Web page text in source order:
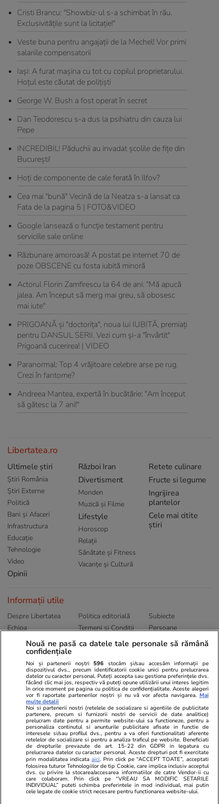
Cristi Brancu: "Showbiz-ul s-a schimbat în rău.
Exclusivităţile sunt la licitaţie!"
Veste buna pentru angajaţii de la Mechel! Vor primi
salariile compensatorii
Iaşi: A furat maşina cu tot cu copilul proprietarului.
Hoţul este căutat de poliţişti
George W. Bush a fost operat în secret
Dan Teodorescu s-a dus la psihiatru din cauza lui
Pepe
INCREDIBIL! Păduchii au invadat şcolile de fiţe din
Bucureşti!
Hoţi de componente de cale ferată în Ilfov?
Cea mai "bună" Vecină de la Neatza s-a lansat ca
Fata de la pagina 5 | FOTO&VIDEO
Google lansează o funcţie testament pentru
serviciile sale online
Răzbunare amoroasă! A postat pe internet 70 de
poze OBSCENE cu fosta iubită minoră
Actorul Florin Zamfirescu la 64 de ani: "Mă apucă
jalea. Am început să merg mai greu, să obosesc
mai iute"
PRIGOANĂ şi "doctoriţa", noua lui IUBITĂ, premiaţi
pentru DANSUL SERII. Vezi cum şi-a "învârtit"
Prigoană cucerirea! | VIDEO
Paranormal: Top 4 vrăjitoare celebre arse pe rug.
Crezi în fantome?
Andreea Mantea, expertă în bucătărie: "Am început
să gătesc la 7 ani!"
Libertatea.ro
Ultimele știri
Știri România
Știri Externe
Politică
Bani și Afaceri
Infrastructura
Educație
Tehnologie
Video
Opinii
Război Iran
Divertisment
Monden
Muzică și Filme
Lifestyle
Horoscop
Relații
Sănătate și Fitness
Vacanțe și Cultură
Retete culinare
Fructe si legume
Ingrijirea
plantelor
Cele mai citite
știri
Informații utile
Despre Libertatea
Echipa
Publicitate
Politica de
confidențialitate
Politica editorială
Termeni și Conditii
Abonamente
Subiecte
Persoane
Sitemap
Ringier România
Libertatea pentru
Unica.ro
Program TV
Avantaje
ELLE
Gazeta Sporturilor
Stiri mondene
Calculator sarcina
Ajută Copiii
Locuri de muncă
Imobiliare.ro
Jobradar24
Imoradar24
Colecții Libertatea
Pariază responsabil! Decizia ONJN nr. 821/25.09.2025.
Jocurile de noroc sunt interzise minorilor.
Nouă ne pasă ca datele tale personale să rămână
confidențiale
Noi și partenerii noștri 596 stocăm și/sau accesăm informații pe
dispozitivul dvs., precum identificatorii cookie unici pentru prelucrarea
datelor cu caracter personal. Puteți accepta sau gestiona preferințele dvs.
făcând clic mai jos, respectiv vă puteți opune utilizării unui interes legitim
în orice moment pe pagina cu politica de confidențialitate. Aceste alegeri
vor fi raportate partenerilor noștri și nu vă vor afecta navigarea. Mai
multe detalii
Noi si partenerii nostri (retelele de socializare si agentiile de publicitate
partenere, precum si furnizorii nostri de servicii de date analitice)
prelucram date pentru a permite website-ului sa functioneze, pentru a
personaliza continutul si anunturile publicitare afisate in functie de
interesele si/sau profilul dvs., pentru a va oferi functionalitati aferente
retelelor de socializare si pentru a analiza traficul pe website. Beneficiati
de drepturile prevazute de art. 15-22 din GDPR in legatura cu
prelucrarea datelor cu caracter personal. Aceste drepturi pot fi exercitate
prin modalitatea indicataaici. Prin click pe “ACCEPT TOATE”, acceptati
folosirea tuturor Tehnologiilor de tip Cookie, care implica inclusiv acceptul
dvs. cu privire la stocarea/accesarea informatiilor de catre Vendor-ii cu
care colaboram. Prin click pe “VREAU SA MODIFIC SETARILE
INDIVIDUAL” puteti schimba preferintele in mod individual, mai putin
cele legate de cookie strict necesare pentru functionarea website-ului.